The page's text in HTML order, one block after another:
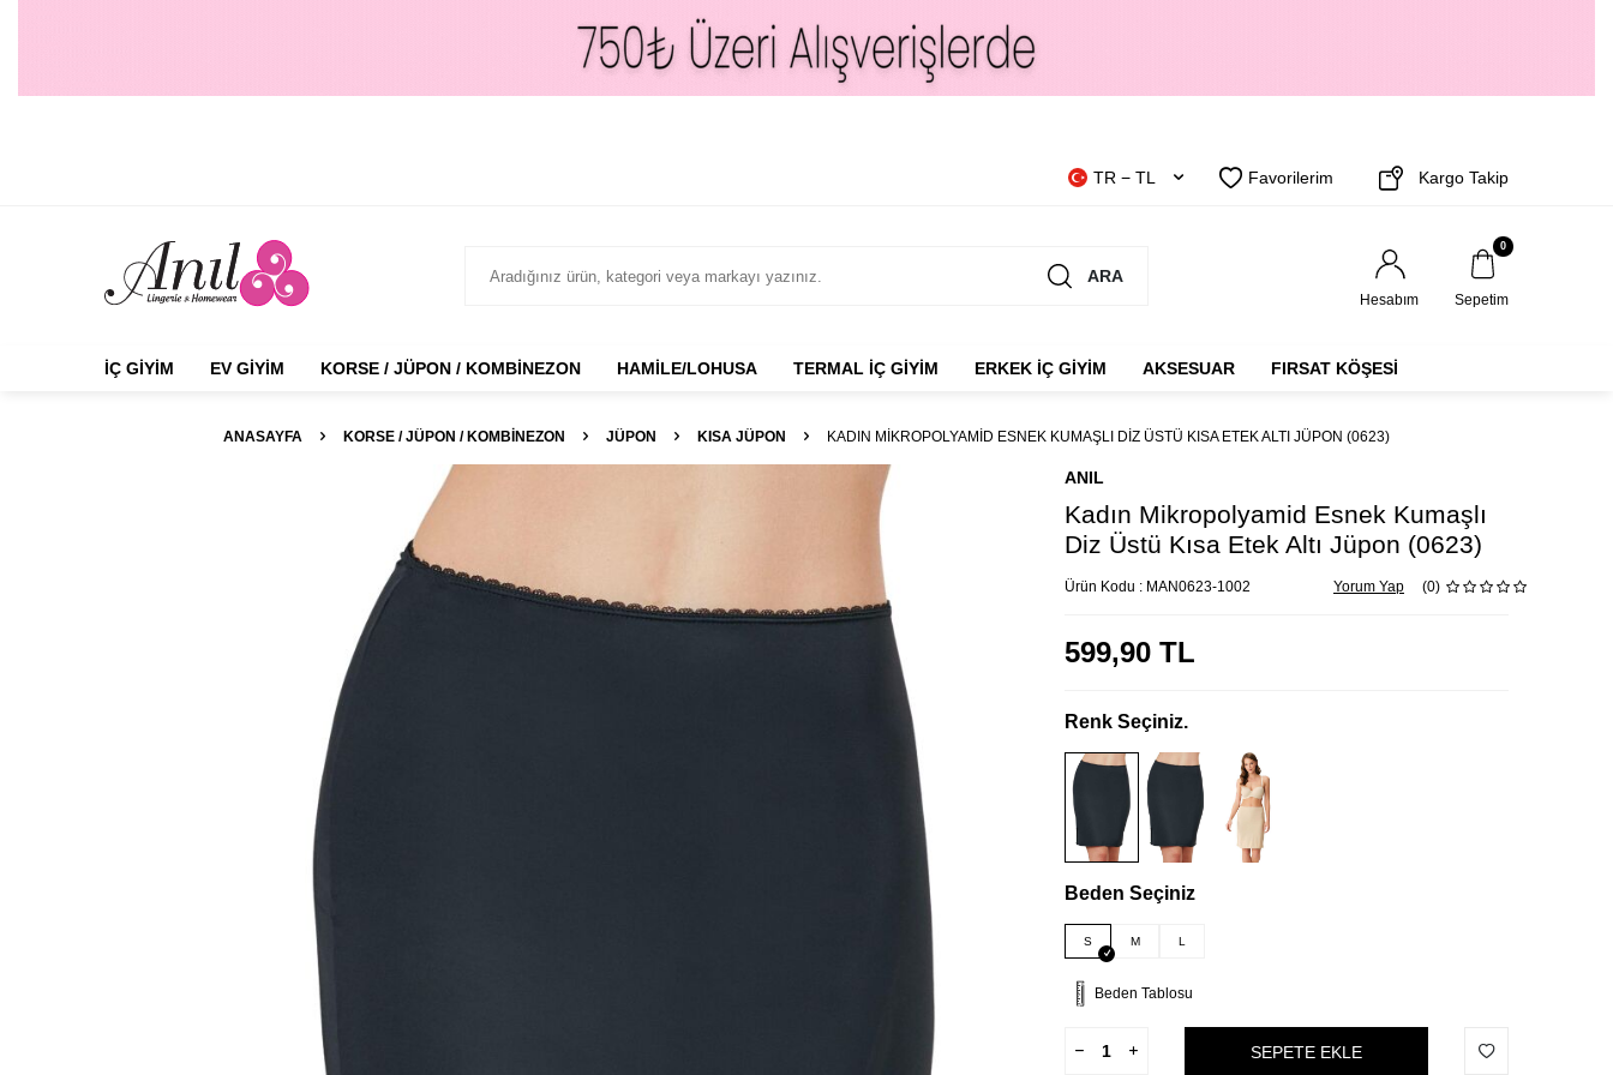
TR − TL Favorilerim Kargo Takip
ARA
Hesabım
0
Sepetim
İÇ GIYIM EV GIYIM KORSE / JÜPON / KOMBINEZON HAMILE/LOHUSA TERMAL İÇ GIYIM ERKEK İÇ GIYIM AKSESUAR FIRSAT KÖŞESİ
ANASAYFA KORSE / JÜPON / KOMBINEZON JÜPON KISA JÜPON KADIN MIKROPOLYAMID ESNEK KUMAŞLI DIZ ÜSTÜ KISA ETEK ALTI JÜPON (0623)
ANIL
Kadın Mikropolyamid Esnek Kumaşlı
Diz Üstü Kısa Etek Altı Jüpon (0623)
Ürün Kodu : MAN0623-1002 Yorum Yap (0)
599,90 TL
Renk Seçiniz.
Beden Seçiniz
S M L
Beden Tablosu
SEPETE EKLE